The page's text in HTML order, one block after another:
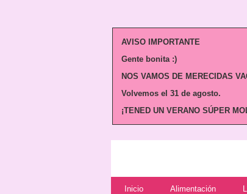
AVISO IMPORTANTE
Gente bonita :)
NOS VAMOS DE MERECIDAS
Volvemos el 31 de agosto.
¡TENED UN VERANO SÚPER
Inicio Alimentación